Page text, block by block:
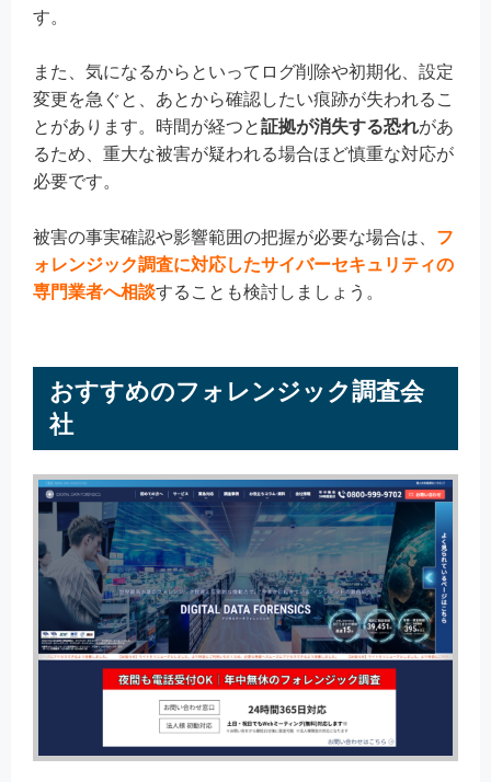
す。
また、気になるからといってログ削除や初期化、設定
変更を急ぐと、あとから確認したい痕跡が失われるこ
とがあります。時間が経つと証拠が消失する恐れがあ
るため、重大な被害が疑われる場合ほど慎重な対応が
必要です。
被害の事実確認や影響範囲の把握が必要な場合は、 フ
ォレンジック調査に対応したサイバーセキュリティの
専門業者へ相談することも検討しましょう。
おすすめのフォレンジック調査会
社